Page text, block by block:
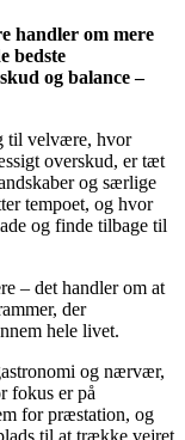
handler om mere
bedste
og balance –
til velvære, hvor
overskud, er tæt
og særlige
tempoet, og hvor
og finde tilbage til
– det handler om at
der
hele livet.
og nærvær,
fokus er på
for præstation, og
til at trække vejret